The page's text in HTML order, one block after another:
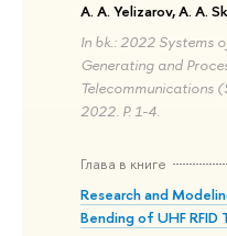
A. A. Yelizarov, A. A.
In bk.: 2022 Systems
Generating and
Telecommunications
2022. P. 1-4.
Глава в книге
Research and
Bending of UHF RFID